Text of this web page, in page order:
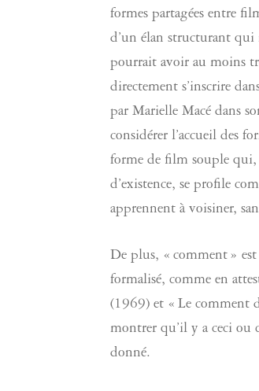
formes partagées entre
d’un élan structurant qui
pourrait avoir au moins
directement s’inscrire
par Marielle Macé dans
considérer l’accueil des
forme de film souple qui,
d’existence, se profile
apprennent à voisiner,
De plus, « comment »
formalisé, comme en
(1969) et « Le comment
montrer qu’il y a ceci ou
donné.